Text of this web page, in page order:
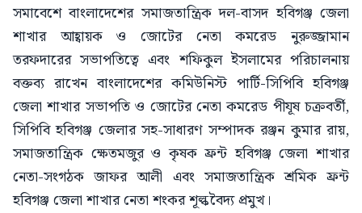
সমাবেশে বাংলাদেশের সমাজতান্ত্রিক দল-বাসদ হবিগঞ্জ জেলা
শাখার আহ্বায়ক ও জোটের নেতা কমরেড নুরুজ্জামান
তরফদারের সভাপতিত্বে এবং শফিকুল ইসলামের পরিচালনায়
বক্তব্য রাখেন বাংলাদেশের কমিউনিস্ট পার্টি-সিপিবি হবিগঞ্জ
জেলা শাখার সভাপতি ও জোটের নেতা কমরেড পীযূষ চক্রবর্তী,
সিপিবি হবিগঞ্জ জেলার সহ-সাধারণ সম্পাদক রঞ্জন কুমার রায়,
সমাজতান্ত্রিক ক্ষেতমজুর ও কৃষক ফ্রন্ট হবিগঞ্জ জেলা শাখার
নেতা-সংগঠক জাফর আলী এবং সমাজতান্ত্রিক শ্রমিক ফ্রন্ট
হবিগঞ্জ জেলা শাখার নেতা শংকর শূল্কবৈদ্য প্রমুখ।